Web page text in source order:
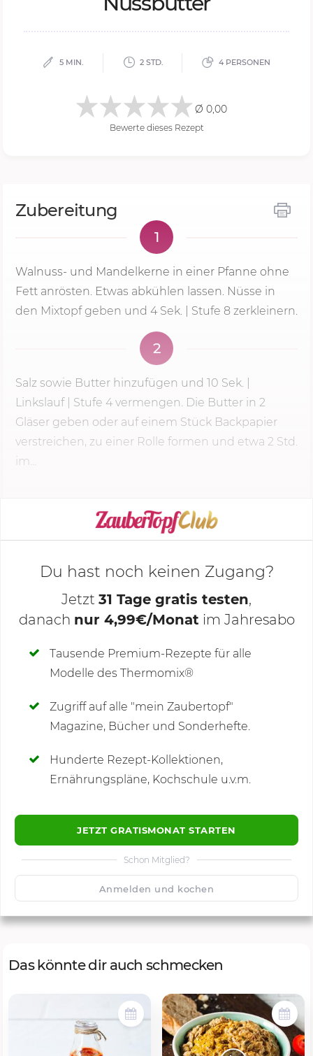
5 MIN. 2 STD. 4 PERSONEN
Ø 0,00
Bewerte dieses Rezept
Zubereitung
1
Walnuss- und Mandelkerne in einer Pfanne ohne
Fett anrösten. Etwas abkühlen lassen. Nüsse in
den Mixtopf geben und 4 Sek. Stufe 8 zerkleinern.
2
Salz sowie Butter hinzufügen und 10 Sek.
Linkslauf | Stufe 4 vermengen. Die Butter in 2
Gläser geben oder auf einem Stück Backpapier
verstreichen, zu einer Rolle formen und etwa 2 Std.
im...
KOCHMODUS STARTEN
Deine Notizen
Du hast noch keinen Zugang?
Jetzt 31 Tage gratis testen,
danach nur 4,99€/Monat im Jahresabo
Tausende Premium-Rezepte für alle
Modelle des Thermomix®
Zugriff auf alle "mein Zaubertopf"
Magazine, Bücher und Sonderhefte.
Hunderte Rezept-Kollektionen,
Ernährungspläne, Kochschule u.v.m.
JETZT GRATISMONAT STARTEN
Schon Mitglied?
Anmelden und kochen
Kommentare
🙂 1500 Speichern
Das könnte dir auch schmecken